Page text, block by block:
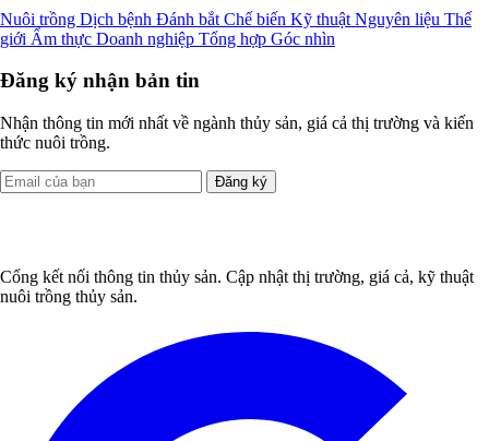
Nuôi trồng Dịch bệnh Đánh bắt Chế biến Kỹ thuật Nguyên liệu Thế
giới Ẩm thực Doanh nghiệp Tổng hợp Góc nhìn
Đăng ký nhận bản tin
Nhận thông tin mới nhất về ngành thủy sản, giá cả thị trường và kiến
thức nuôi trồng.
Đăng ký
Cổng kết nối thông tin thủy sản. Cập nhật thị trường, giá cả, kỹ thuật
nuôi trồng thủy sản.